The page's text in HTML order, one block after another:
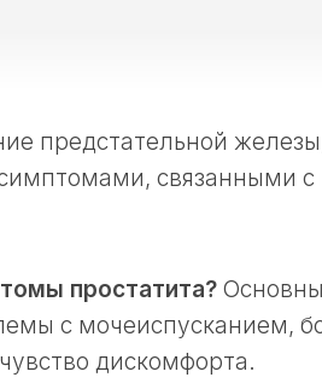
предстательной
связанными
простатита?
с мочеиспусканием,
дискомфорта.